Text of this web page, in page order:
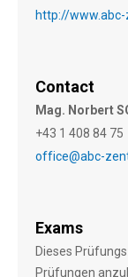
http://
Contact
Mag. Norbert
+43 1 408 84 75
office@abc-
Exams
Dieses
Prüfungen